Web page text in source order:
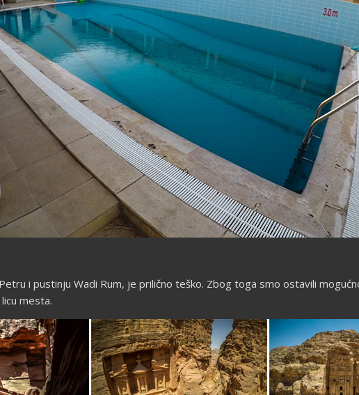
i pustinju Wadi Rum, je prilično teško. Zbog toga smo ostavili
mesta.